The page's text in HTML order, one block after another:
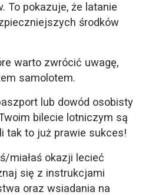
To pokazuje, że latanie
środków
warto zwrócić uwagę,
samolotem.
lub dowód osobisty
bilecie lotniczym są
tak to już prawie sukces!
miałaś okazji lecieć
się z instrukcjami
oraz wsiadania na